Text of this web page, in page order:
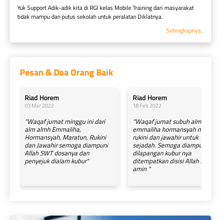
Yuk Support Adik-adik kita di RGI kelas Mobile Training dari masyarakat
tidak mampu dan putus sekolah untuk peralatan Diklatnya.
Selengkapnya..
Pesan & Doa Orang Baik
Riad Horem
03 Mar 2022
"Waqaf jumat minggu ini dari
alm almh Emmaliha,
Hormansyah, Maratun, Rukini
dan Jawahir semoga diampuni
Allah SWT dosanya dan
penyejuk dialam kubur"
18 Feb 2022
"Waqaf jumat subuh alm almh
emmaliha hormansyah maratun
rukini dan jawahir untuk
sejadah. Semoga diampuni dan
dilapangan kubur nya
ditempatkan disisi Allah SWT
amin "